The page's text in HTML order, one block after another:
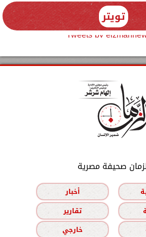
تويتر
Tweets by
صحيفة مصرية
أخبار
تقارير
خارجي